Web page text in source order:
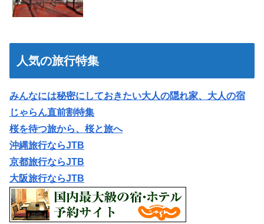
人気の旅行特集
みんなには秘密にしておきたい大人の隠れ家、大人の宿
じゃらん直前割特集
桜を待つ旅から、桜と旅へ
沖縄旅行ならJTB
京都旅行ならJTB
大阪旅行ならJTB